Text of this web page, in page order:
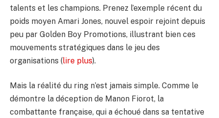
talents et les champions. Prenez l’exemple récent du
poids moyen Amari Jones, nouvel espoir rejoint depuis
peu par Golden Boy Promotions, illustrant bien ces
mouvements stratégiques dans le jeu des
organisations (lire plus).
Mais la réalité du ring n’est jamais simple. Comme le
démontre la déception de Manon Fiorot, la
combattante française, qui a échoué dans sa tentative